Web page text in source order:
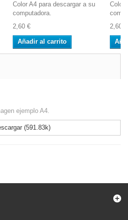
Color A4 para descargar a su
computadora.
2,60 €
Añadir al carrito
Color
2,60 €
ejemplo A4.
(591.83k)